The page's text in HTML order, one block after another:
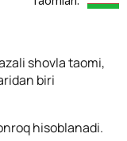
shovla taomi,
biri
hisoblanadi.